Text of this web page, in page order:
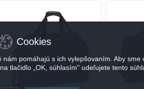
Cookies
pomáhajú s ich vylepšovaním. Aby sme
tlačidlo „OK, súhlasím" udeľujete tento